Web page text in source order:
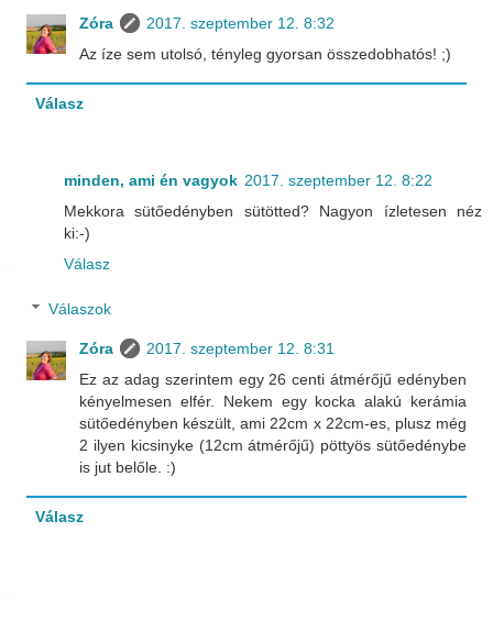
Zóra
2017. szeptember 12. 8:32
Az íze sem utolsó, tényleg gyorsan összedobhatós! ;)
Válasz
minden, ami én vagyok 2017. szeptember 12. 8:22
Mekkora sütőedényben sütötted? Nagyon ízletesen néz
ki:-)
Válasz
Válaszok
Zóra
2017. szeptember 12. 8:31
Ez az adag szerintem egy 26 centi átmérőjű edényben
kényelmesen elfér. Nekem egy kocka alakú kerámia
sütőedényben készült, ami 22cm x 22cm-es, plusz még
2 ilyen kicsinyke (12cm átmérőjű) pöttyös sütőedénybe
is jut belőle. :)
Válasz